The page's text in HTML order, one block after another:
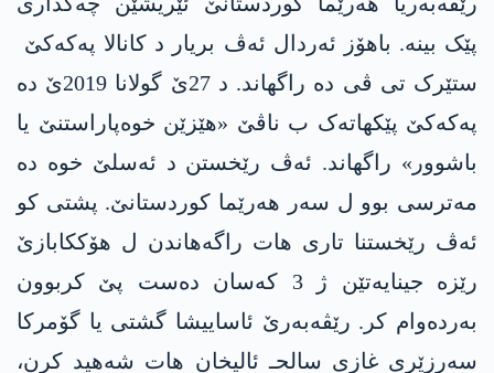
پێک بینە. باهۆز ئەردال ئەڤ بریار د کانالا په‌كه‌كێ
ستێرک تی ڤی دە راگهاند. د 27ێ گولانا 2019ێ دە
په‌كه‌كێ پێکهاتەک ب ناڤێ «هێزێن خوەپاراستنێ یا
باشوور» راگهاند. ئەڤ رێخستن د ئەسلێ خوە دە
مەترسی بوو ل سەر هەرێما کوردستانێ. پشتی کو
ئەڤ رێخستنا تاری هات راگەهاندن ل هۆککابازێ
رێزە جینایەتێن ژ 3 کەسان دەست پێ کربوون
بەردەوام کر. رێڤەبەرێ ئاساییشا گشتی یا گۆمرکا
سەرزێری غازی سالحـ ئالیخان هات شەهید کرن،